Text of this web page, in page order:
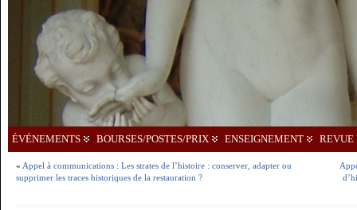
ÉVÉNEMENTS BOURSES/POSTES/PRIX ENSEIGNEMENT REVUE
« Appel à communications : Les strates de l’histoire : conserver, adapter ou
supprimer les traces historiques de la restauration ?